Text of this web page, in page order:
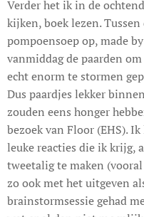
Verder het ik in de
kijken, boek lezen.
pompoensoep op, made
vanmiddag de paarden
echt enorm te stormen
Dus paardjes lekker
zouden eens honger
bezoek van Floor (EHS).
leuke reacties die ik krijg,
tweetalig te maken
zo ook met het uitgeven
brainstormsessie gehad